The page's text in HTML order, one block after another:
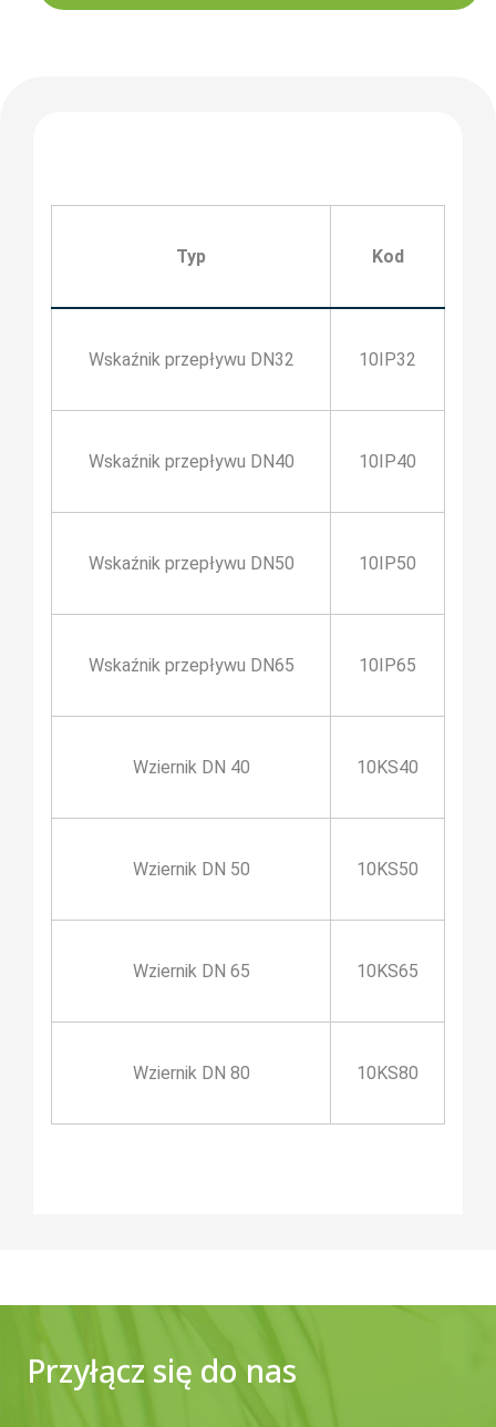
Typ Kod
Wskaźnik przepływu DN32 10IP32
Wskaźnik przepływu DN40 10IP40
Wskaźnik przepływu DN50 10IP50
Wskaźnik przepływu DN65 10IP65
Wziernik DN 40 10KS40
Wziernik DN 50 10KS50
Wziernik DN 65 10KS65
Wziernik DN 80 10KS80
Przyłącz się do nas